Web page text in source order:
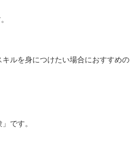
ルを身につけたい場合におすすめの
です。